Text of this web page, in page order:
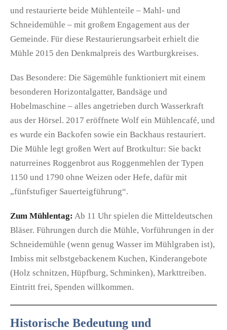
und restaurierte beide Mühlenteile – Mahl- und
Schneidemühle – mit großem Engagement aus der
Gemeinde. Für diese Restaurierungsarbeit erhielt die
Mühle 2015 den Denkmalpreis des Wartburgkreises.
Das Besondere: Die Sägemühle funktioniert mit einem
besonderen Horizontalgatter, Bandsäge und
Hobelmaschine – alles angetrieben durch Wasserkraft
aus der Hörsel. 2017 eröffnete Wolf ein Mühlencafé, und
es wurde ein Backofen sowie ein Backhaus restauriert.
Die Mühle legt großen Wert auf Brotkultur: Sie backt
naturreines Roggenbrot aus Roggenmehlen der Typen
1150 und 1790 ohne Weizen oder Hefe, dafür mit
„fünfstufiger Sauerteigführung“.
Zum Mühlentag: Ab 11 Uhr spielen die Mitteldeutschen
Bläser. Führungen durch die Mühle, Vorführungen in der
Schneidemühle (wenn genug Wasser im Mühlgraben ist),
Imbiss mit selbstgebackenem Kuchen, Kinderangebote
(Holz schnitzen, Hüpfburg, Schminken), Markttreiben.
Eintritt frei, Spenden willkommen.
Historische Bedeutung und